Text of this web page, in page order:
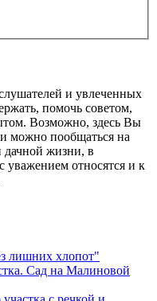
и увлеченных
помочь советом,
Возможно, здесь Вы
можно пообщаться на
дачной жизни, в
уважением относятся и к
лишних хлопот"
Сад на Малиновой